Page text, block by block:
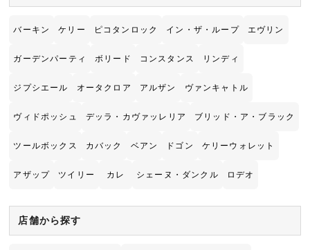
バーキン ケリー ピコタンロック イン・ザ・ループ エヴリン
ガーデンパーティ ボリード コンスタンス リンディ
ジプシエール オータクロア アルザン ヴァンキャトル
ヴィドポッシュ デッラ・カヴァッレリア ブリッド・ア・ブラック
ツールボックス カバック ベアン ドゴン ケリーウォレット
アザップ ツイリー カレ シェーヌ・ダンクル ロデオ
店舗から探す